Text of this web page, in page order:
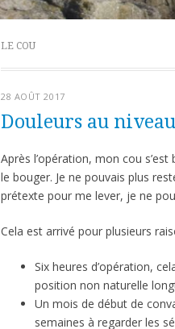
LE COU
28 AOÛT 2017
Douleurs au
Après l’opération, mon cou
le bouger. Je ne pouvais plus
prétexte pour me lever, je ne
Cela est arrivé pour plusieurs
Six heures d’opération,
position non naturelle
Un mois de début de
semaines à regarder les